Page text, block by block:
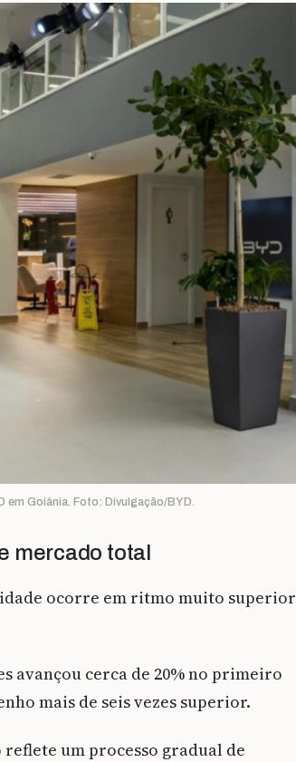
Goiânia. Foto: Divulgação/BYD.
mercado total
ocorre em ritmo muito superior
avançou cerca de 20% no primeiro
mais de seis vezes superior.
reflete um processo gradual de